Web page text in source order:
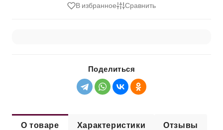
В избранное Сравнить
Поделиться
О товаре Характеристики Отзывы